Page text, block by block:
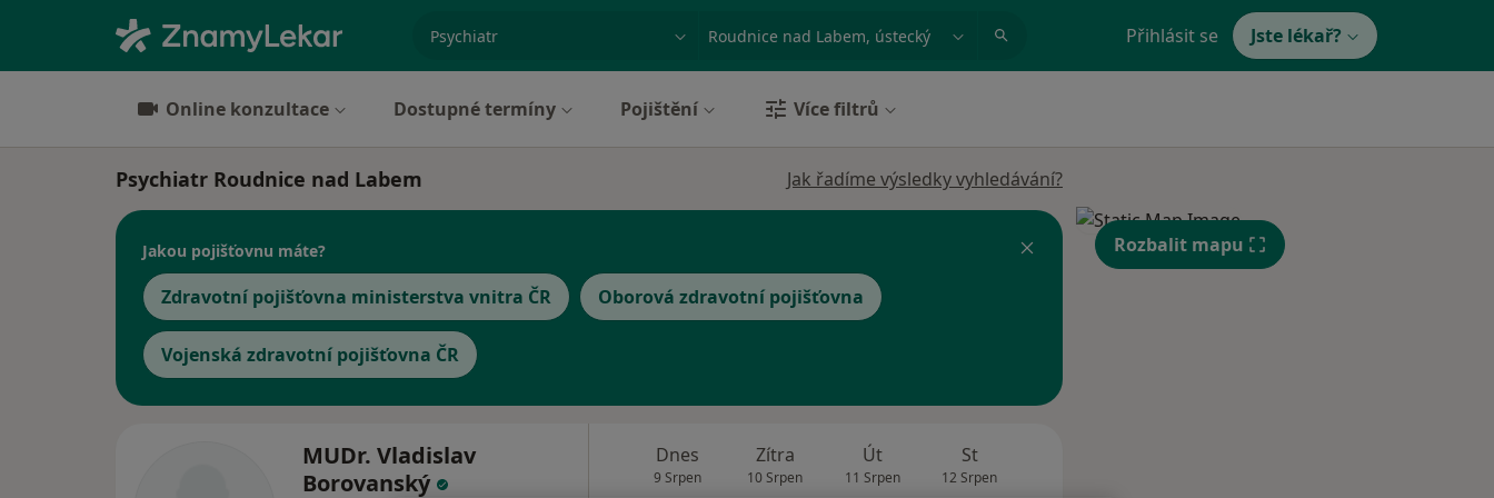
Přihlásit se Jste lékař?
Online konzultace Dostupné termíny Pojištění Více filtrů
Psychiatr Roudnice nad Labem Jak řadíme výsledky vyhledávání?
Jakou pojišťovnu máte?
Zdravotní pojišťovna ministerstva vnitra ČR Oborová zdravotní pojišťovna
Vojenská zdravotní pojišťovna ČR
MUDr. Vladislav
Borovanský
Dnes
9 Srpen
Zítra
10 Srpen
Út
11 Srpen
St
12 Srpen
Rozbalit mapu